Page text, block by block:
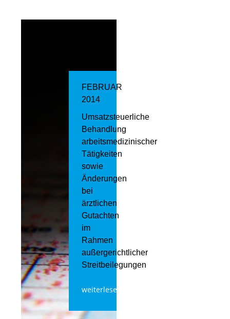
FEBRUAR
2014
Umsatzsteuerliche
Behandlung
arbeitsmedizinischer
Tätigkeiten
sowie
Änderungen
bei
ärztlichen
Gutachten
im
Rahmen
außergerichtlicher
Streitbeilegungen
weiterlesen